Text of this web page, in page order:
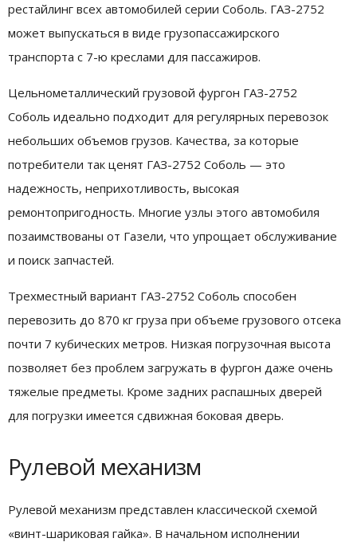
рестайлинг всех автомобилей серии Соболь. ГАЗ-2752
может выпускаться в виде грузопассажирского
транспорта с 7-ю креслами для пассажиров.
Цельнометаллический грузовой фургон ГАЗ-2752
Соболь идеально подходит для регулярных перевозок
небольших объемов грузов. Качества, за которые
потребители так ценят ГАЗ-2752 Соболь — это
надежность, неприхотливость, высокая
ремонтопригодность. Многие узлы этого автомобиля
позаимствованы от Газели, что упрощает обслуживание
и поиск запчастей.
Трехместный вариант ГАЗ-2752 Соболь способен
перевозить до 870 кг груза при объеме грузового отсека
почти 7 кубических метров. Низкая погрузочная высота
позволяет без проблем загружать в фургон даже очень
тяжелые предметы. Кроме задних распашных дверей
для погрузки имеется сдвижная боковая дверь.
Рулевой механизм
Рулевой механизм представлен классической схемой
«винт-шариковая гайка». В начальном исполнении